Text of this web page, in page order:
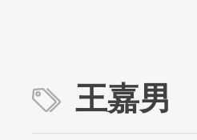
王嘉男